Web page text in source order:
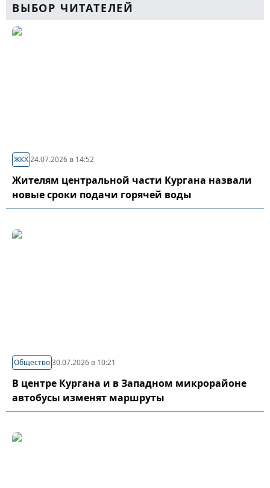
ВЫБОР ЧИТАТЕЛЕЙ
ЖКХ24.07.2026 в 14:52
Жителям центральной части Кургана назвали
новые сроки подачи горячей воды
Общество30.07.2026 в 10:21
В центре Кургана и в Западном микрорайоне
автобусы изменят маршруты